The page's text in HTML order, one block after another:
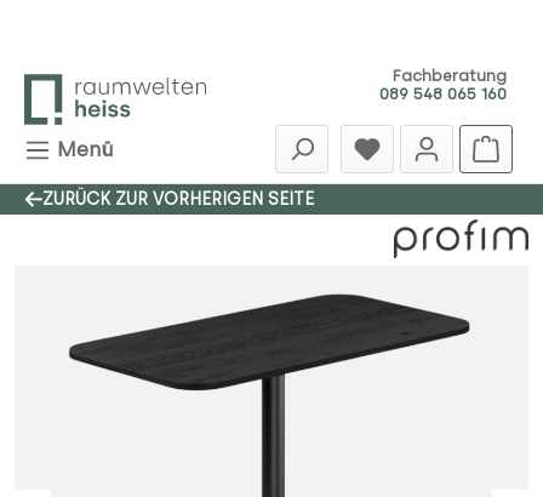
Fachberatung
089 548 065 160
Menü
ZURÜCK ZUR VORHERIGEN SEITE